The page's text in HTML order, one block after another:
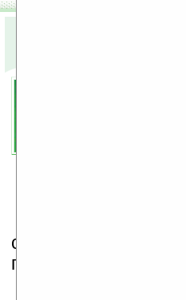
Программы
лучшие
ы
список
последние семь